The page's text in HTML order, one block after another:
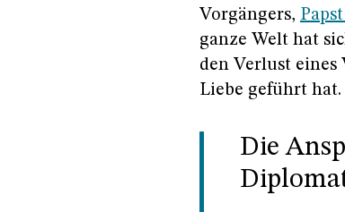
Vorgängers,
ganze Welt hat
den Verlust eines
Liebe geführt hat.
Die